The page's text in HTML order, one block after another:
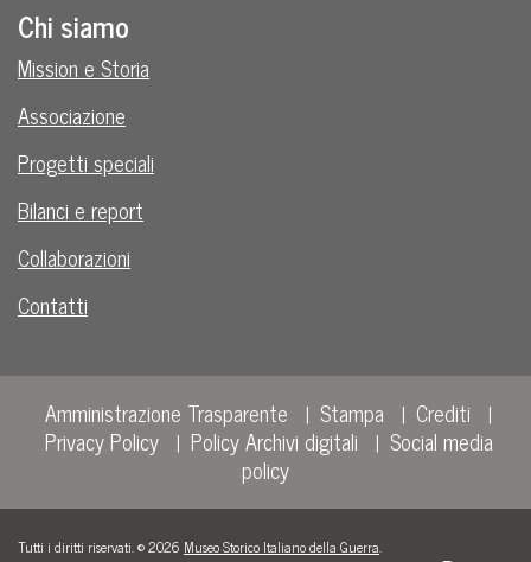
Chi siamo
Mission e Storia
Associazione
Progetti speciali
Bilanci e report
Collaborazioni
Contatti
Amministrazione Trasparente Stampa
Crediti
Privacy Policy
Policy Archivi digitali
Social media
policy
Tutti i diritti riservati. © 2026 Museo Storico Italiano della Guerra.